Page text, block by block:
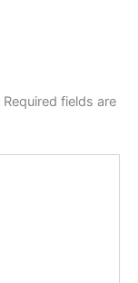
Required fields are